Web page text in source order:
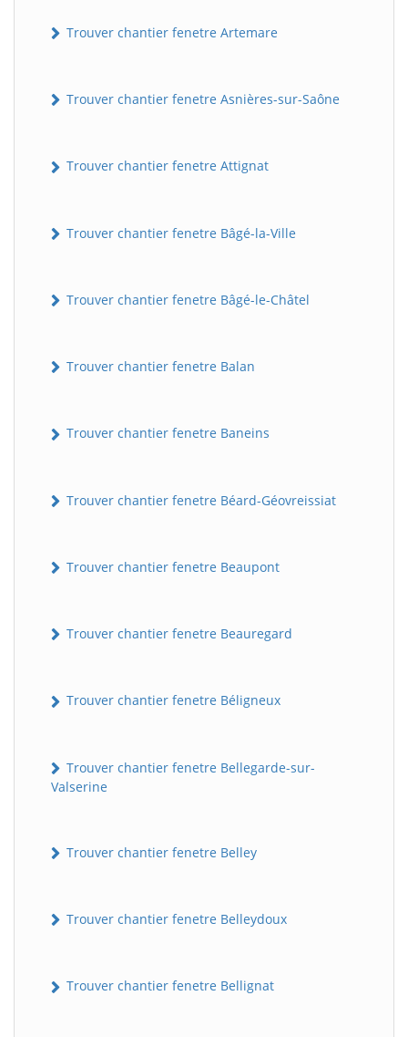
Trouver chantier fenetre Artemare
Trouver chantier fenetre Asnières-sur-Saône
Trouver chantier fenetre Attignat
Trouver chantier fenetre Bâgé-la-Ville
Trouver chantier fenetre Bâgé-le-Châtel
Trouver chantier fenetre Balan
Trouver chantier fenetre Baneins
Trouver chantier fenetre Béard-Géovreissiat
Trouver chantier fenetre Beaupont
Trouver chantier fenetre Beauregard
Trouver chantier fenetre Béligneux
Trouver chantier fenetre Bellegarde-sur-
Valserine
Trouver chantier fenetre Belley
Trouver chantier fenetre Belleydoux
Trouver chantier fenetre Bellignat